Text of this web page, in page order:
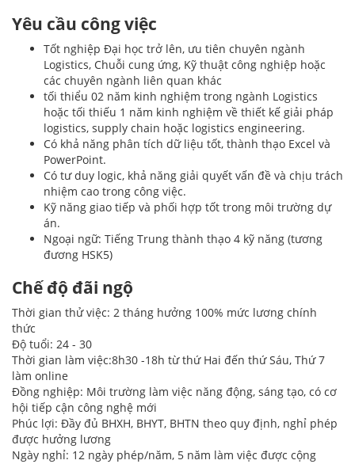
Yêu cầu công việc
Tốt nghiệp Đại học trở lên, ưu tiên chuyên ngành
Logistics, Chuỗi cung ứng, Kỹ thuật công nghiệp hoặc
các chuyên ngành liên quan khác
tối thiểu 02 năm kinh nghiệm trong ngành Logistics
hoặc tối thiếu 1 năm kinh nghiệm về thiết kế giải pháp
logistics, supply chain hoặc logistics engineering.
Có khả năng phân tích dữ liệu tốt, thành thạo Excel và
PowerPoint.
Có tư duy logic, khả năng giải quyết vấn đề và chịu trách
nhiệm cao trong công việc.
Kỹ năng giao tiếp và phối hợp tốt trong môi trường dự
án.
Ngoại ngữ: Tiếng Trung thành thạo 4 kỹ năng (tương
đương HSK5)
Chế độ đãi ngộ
Thời gian thử việc: 2 tháng hưởng 100% mức lương chính
thức
Độ tuổi: 24 - 30
Thời gian làm việc:8h30 -18h từ thứ Hai đến thứ Sáu, Thứ 7
làm online
Đồng nghiệp: Môi trường làm việc năng động, sáng tạo, có cơ
hội tiếp cận công nghệ mới
Phúc lợi: Đầy đủ BHXH, BHYT, BHTN theo quy định, nghỉ phép
được hưởng lương
Ngày nghỉ: 12 ngày phép/năm, 5 năm làm việc được cộng